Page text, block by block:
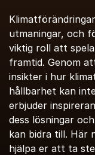
utmaningar, och
viktig roll att
framtid. Genom
insikter i hur
hållbarhet kan
erbjuder
dess lösningar
kan bidra till. Här
hjälpa er att ta